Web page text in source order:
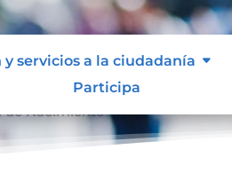
servicios a la ciudadanía
Participa